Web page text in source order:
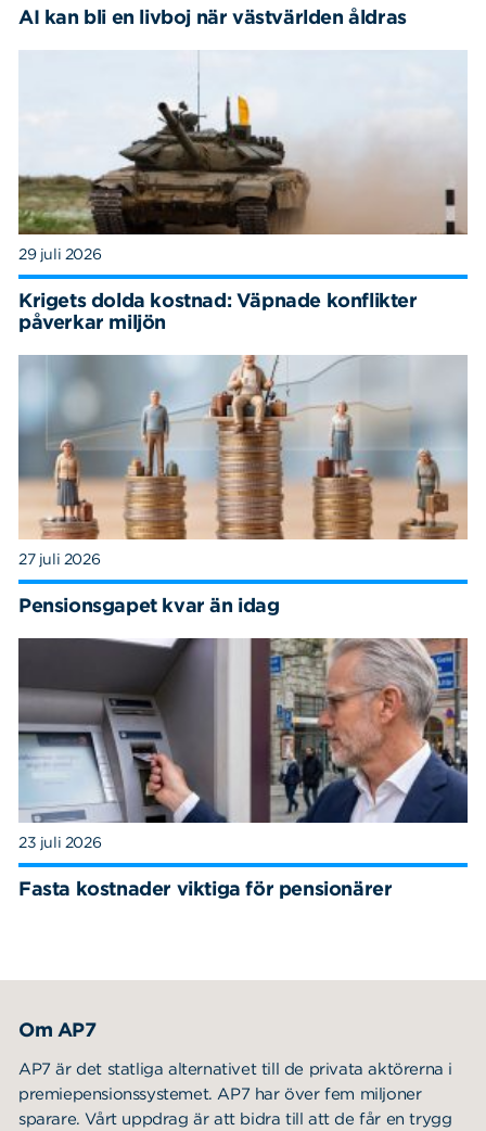
AI kan bli en livboj när västvärlden åldras
29 juli 2026
Krigets dolda kostnad: Väpnade konflikter
påverkar miljön
27 juli 2026
Pensionsgapet kvar än idag
23 juli 2026
Fasta kostnader viktiga för pensionärer
Om AP7
AP7 är det statliga alternativet till de privata aktörerna i
premiepensionssystemet. AP7 har över fem miljoner
sparare. Vårt uppdrag är att bidra till att de får en trygg